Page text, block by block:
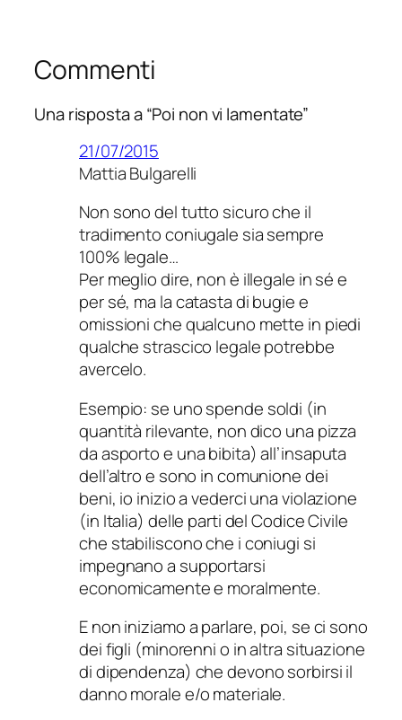
Commenti
Una risposta a “Poi non vi lamentate”
21/07/2015
Mattia Bulgarelli
Non sono del tutto sicuro che il
tradimento coniugale sia sempre
100% legale…
Per meglio dire, non è illegale in sé e
per sé, ma la catasta di bugie e
omissioni che qualcuno mette in piedi
qualche strascico legale potrebbe
avercelo.
Esempio: se uno spende soldi (in
quantità rilevante, non dico una pizza
da asporto e una bibita) all’insaputa
dell’altro e sono in comunione dei
beni, io inizio a vederci una violazione
(in Italia) delle parti del Codice Civile
che stabiliscono che i coniugi si
impegnano a supportarsi
economicamente e moralmente.
E non iniziamo a parlare, poi, se ci sono
dei figli (minorenni o in altra situazione
di dipendenza) che devono sorbirsi il
danno morale e/o materiale.